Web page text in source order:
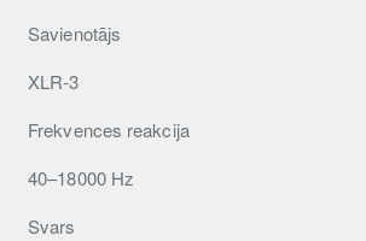
Savienotājs
XLR-3
Frekvences reakcija
40–18000 Hz
Svars